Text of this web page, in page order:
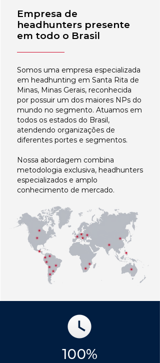
Empresa de
headhunters presente
em todo o Brasil
Somos uma empresa especializada
em headhunting em Santa Rita de
Minas, Minas Gerais, reconhecida
por possuir um dos maiores NPs do
mundo no segmento. Atuamos em
todos os estados do Brasil,
atendendo organizações de
diferentes portes e segmentos.
Nossa abordagem combina
metodologia exclusiva, headhunters
especializados e amplo
conhecimento de mercado.
100%